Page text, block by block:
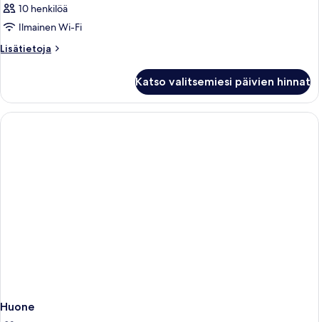
10 henkilöä
Ilmainen Wi-Fi
Lisätietoja
Lisätietoja
Katso valitsemiesi päivien hinnat
Huone